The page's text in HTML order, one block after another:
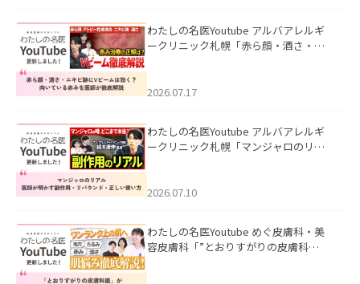
わたしの名医Youtube アルバアレルギ
ークリニック札幌「赤ら顔・酒さ・ニ
した。
2026.07.17
わたしの名医Youtube アルバアレルギ
ークリニック札幌「マンジャロのリア
た。
2026.07.10
わたしの名医Youtube めぐ皮膚科・美
容皮膚科「”とおりすがりの皮膚科